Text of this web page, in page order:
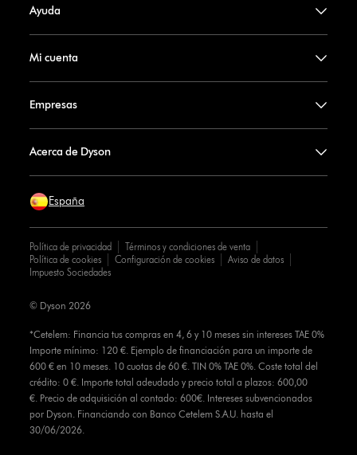
Ayuda
Mi cuenta
Empresas
Acerca de Dyson
España
Política de privacidad
Términos y condiciones de venta
Política de cookies
Configuración de cookies
Aviso de datos
Impuesto Sociedades
*Cetelem: Financia tus compras en 4, 6 y 10 meses sin intereses TAE 0%
Importe mínimo: 120 €. Ejemplo de financiación para un importe de
600 € en 10 meses. 10 cuotas de 60 €. TIN 0% TAE 0%. Coste total del
crédito: 0 €. Importe total adeudado y precio total a plazos: 600,00
€. Precio de adquisición al contado: 600€. Intereses subvencionados
por Dyson. Financiando con Banco Cetelem S.A.U. hasta el
30/06/2026.
© Dyson 2026